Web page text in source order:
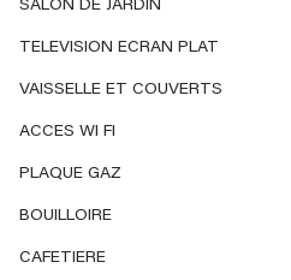
SALON DE JARDIN
TELEVISION ECRAN PLAT
VAISSELLE ET COUVERTS
ACCES WI FI
PLAQUE GAZ
BOUILLOIRE
CAFETIERE